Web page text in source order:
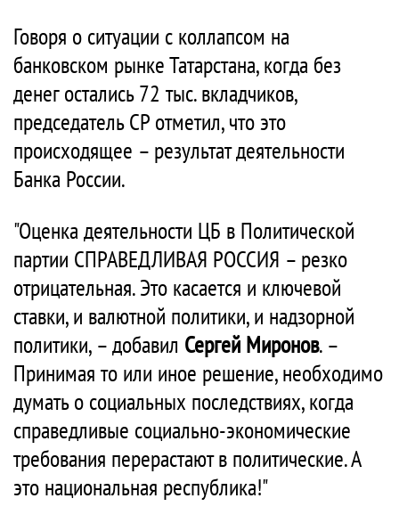
Говоря о ситуации с коллапсом на
банковском рынке Татарстана, когда без
денег остались 72 тыс. вкладчиков,
председатель СР отметил, что это
происходящее – результат деятельности
Банка России.
"Оценка деятельности ЦБ в Политической
партии СПРАВЕДЛИВАЯ РОССИЯ – резко
отрицательная. Это касается и ключевой
ставки, и валютной политики, и надзорной
политики, – добавил Сергей Миронов. –
Принимая то или иное решение, необходимо
думать о социальных последствиях, когда
справедливые социально-экономические
требования перерастают в политические. А
это национальная республика!"